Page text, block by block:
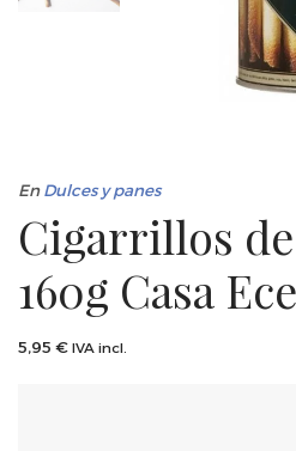
EnDulces y panes
Cigarrillos
160g Casa
5,95 € IVA incl.